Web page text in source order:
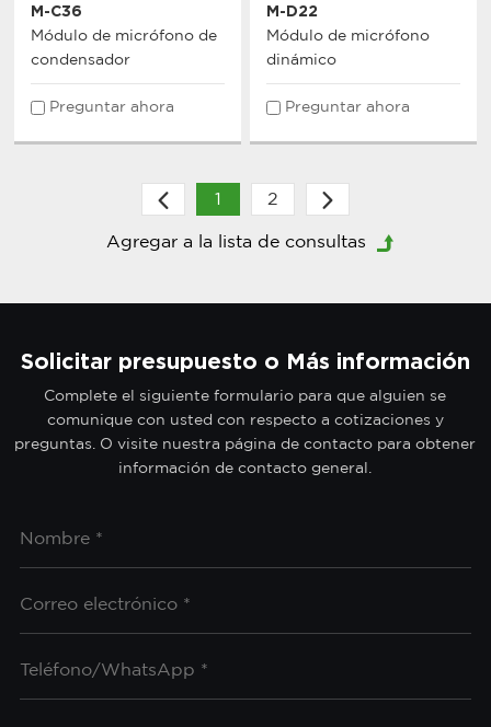
M-C36
Módulo de micrófono de
condensador
Preguntar ahora
M-D22
Módulo de micrófono
dinámico
Preguntar ahora
1 2
Solicitar presupuesto o Más información
Complete el siguiente formulario para que alguien se
comunique con usted con respecto a cotizaciones y
preguntas. O visite nuestra página de contacto para obtener
información de contacto general.